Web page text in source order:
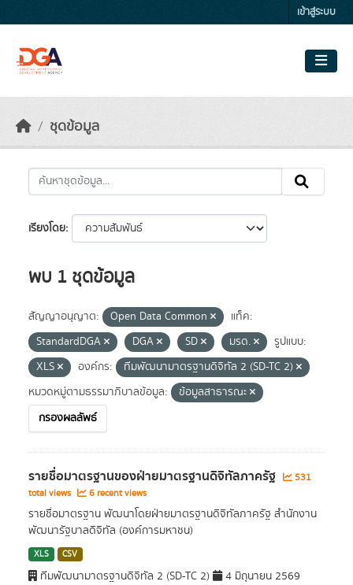
เข้าสู่ระบบ
ชุดข้อมูล
เรียงโดย
พบ 1 ชุดข้อมูล
สัญญาอนุญาต: Open Data Common
แท็ค:
StandardDGA
DGA SD มรด.
รูปแบบ:
XLS
องค์กร:
ทีมพัฒนามาตรฐานดิจิทัล 2 (SD-TC 2)
หมวดหมู่ตามธรรมาภิบาลข้อมูล:
ข้อมูลสาธารณะ
กรองผลลัพธ์
รายชื่อมาตรฐานของฝ่ายมาตรฐานดิจิทัลภาครัฐ
531
total views
6 recent views
รายชื่อมาตรฐาน พัฒนาโดยฝ่ายมาตรฐานดิจิทัลภาครัฐ สำนักงาน
พัฒนารัฐบาลดิจิทัล (องค์การมหาชน)
XLS CSV
ทีมพัฒนามาตรฐานดิจิทัล 2 (SD-TC 2) 4 มิถุนายน 2569